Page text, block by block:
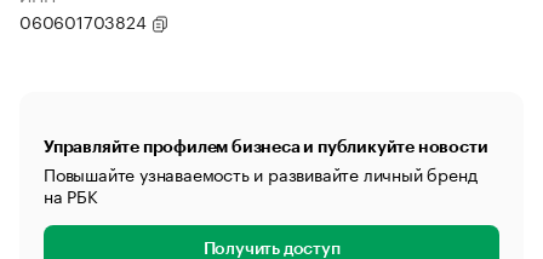
060601703824
Управляйте профилем бизнеса и публикуйте новости
Повышайте узнаваемость и развивайте личный бренд
на РБК
Получить доступ